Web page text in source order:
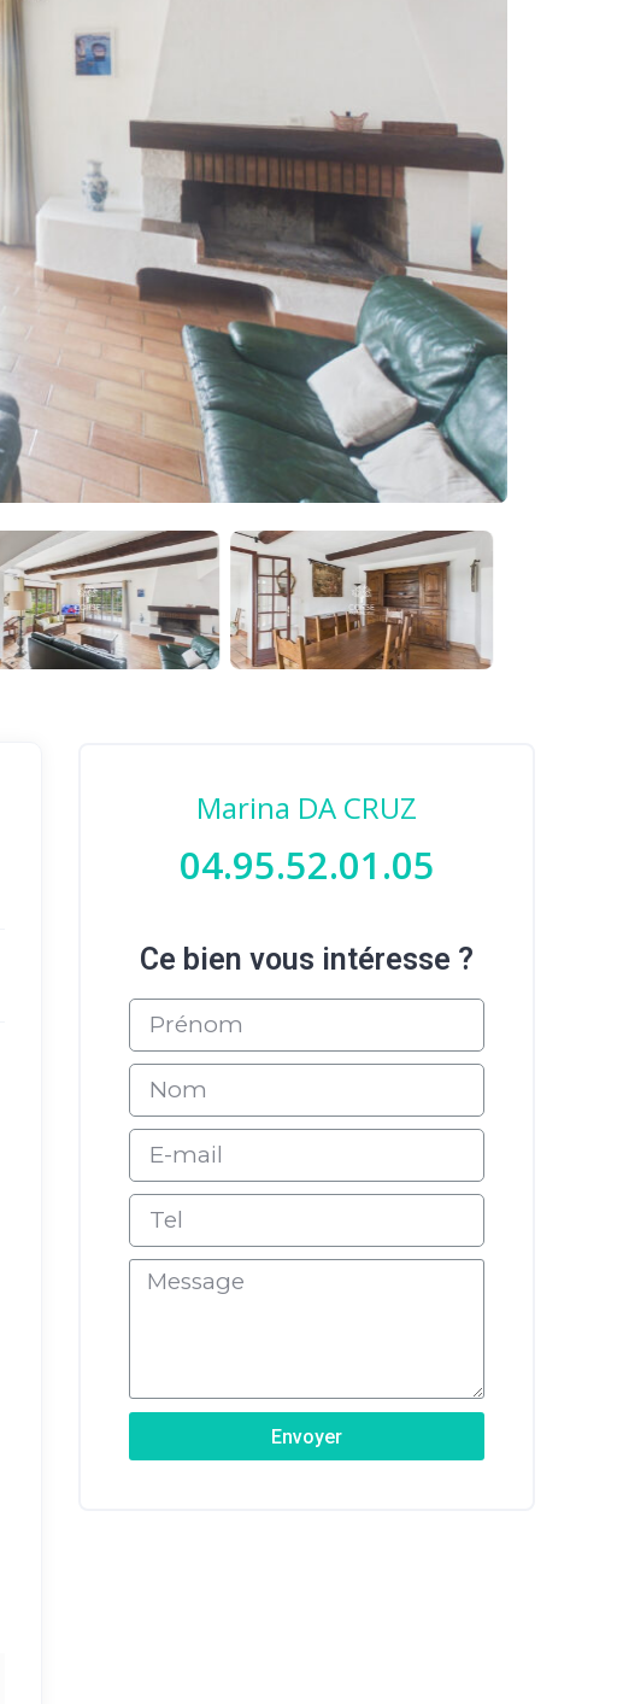
Marina DA CRUZ
04.95.52.01.05
Ce bien vous intéresse ?
Envoyer